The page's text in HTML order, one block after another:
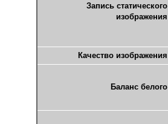
Запись статического
изображения
Качество изображения
Баланс белого